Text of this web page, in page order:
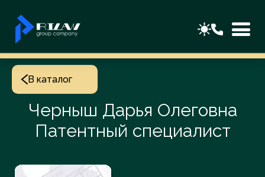
В каталог
Черныш Дарья Олеговна
Патентный специалист